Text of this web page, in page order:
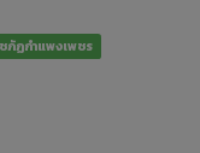
ภัฏกำแพงเพชร